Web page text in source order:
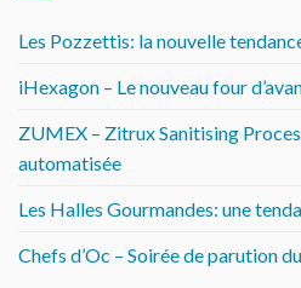
Les Pozzettis: la nouvelle
iHexagon – Le nouveau four
ZUMEX – Zitrux Sanitising
automatisée
Les Halles Gourmandes: une
Chefs d’Oc – Soirée de parution